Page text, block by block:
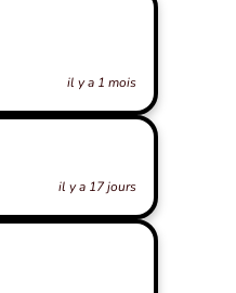
il y a 1 mois
il y a 17 jours